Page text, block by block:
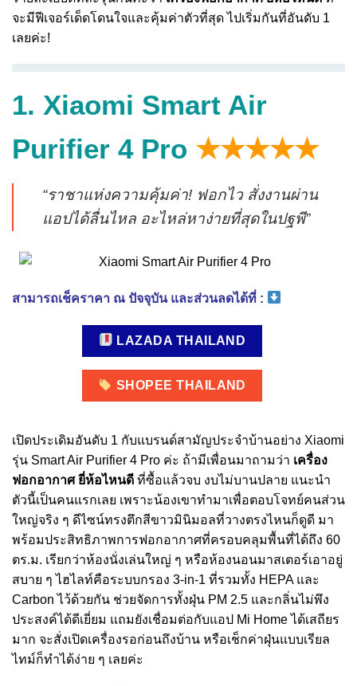
จะมีฟีเจอร์เด็ดโดนใจและคุ้มค่าตัวที่สุด ไปเริ่มกันที่อันดับ 1
เลยค่ะ!
1. Xiaomi Smart Air
Purifier 4 Pro ★★★★★
“ราชาแห่งความคุ้มค่า! ฟอกไว สั่งงานผ่าน
แอปได้ลื่นไหล อะไหล่หาง่ายที่สุดในปฐพี”
สามารถเช็คราคา ณ ปัจจุบัน และส่วนลดได้ที่ :
LAZADA THAILAND
SHOPEE THAILAND
เปิดประเดิมอันดับ 1 กับแบรนด์สามัญประจำบ้านอย่าง Xiaomi
รุ่น Smart Air Purifier 4 Pro ค่ะ ถ้ามีเพื่อนมาถามว่า เครื่อง
ฟอกอากาศ ยี่ห้อไหนดี ที่ซื้อแล้วจบ งบไม่บานปลาย แนะนำ
ตัวนี้เป็นคนแรกเลย เพราะน้องเขาทำมาเพื่อตอบโจทย์คนส่วน
ใหญ่จริง ๆ ดีไซน์ทรงตึกสีขาวมินิมอลที่วางตรงไหนก็ดูดี มา
พร้อมประสิทธิภาพการฟอกอากาศที่ครอบคลุมพื้นที่ได้ถึง 60
ตร.ม. เรียกว่าห้องนั่งเล่นใหญ่ ๆ หรือห้องนอนมาสเตอร์เอาอยู่
สบาย ๆ ไฮไลท์คือระบบกรอง 3-in-1 ที่รวมทั้ง HEPA และ
Carbon ไว้ด้วยกัน ช่วยจัดการทั้งฝุ่น PM 2.5 และกลิ่นไม่พึง
ประสงค์ได้ดีเยี่ยม แถมยังเชื่อมต่อกับแอป Mi Home ได้เสถียร
มาก จะสั่งเปิดเครื่องรอก่อนถึงบ้าน หรือเช็กค่าฝุ่นแบบเรียล
ไทม์ก็ทำได้ง่าย ๆ เลยค่ะ